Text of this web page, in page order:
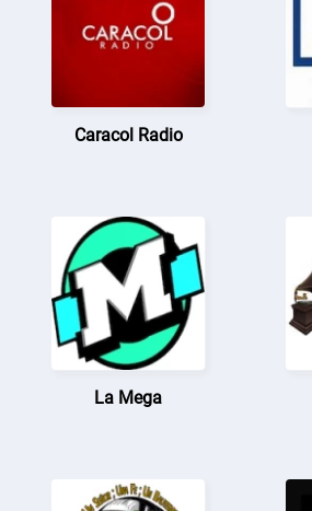
Caracol Radio
La Mega